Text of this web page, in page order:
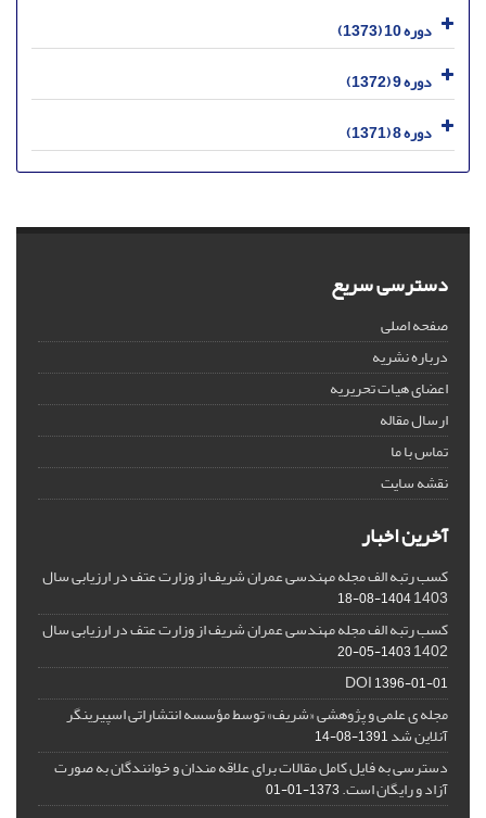
دوره 10 (1373)
دوره 9 (1372)
دوره 8 (1371)
دسترسی سریع
صفحه اصلی
درباره نشریه
اعضای هیات تحریریه
ارسال مقاله
تماس با ما
نقشه سایت
آخرین اخبار
کسب رتبه الف مجله مهندسی عمران شریف از وزارت عتف در ارزیابی سال
1403
1404-08-18
کسب رتبه الف مجله مهندسی عمران شریف از وزارت عتف در ارزیابی سال
1402
1403-05-20
DOI1396-01-01
مجله ی علمی و پژوهشی «شریف» توسط مؤسسه انتشاراتی اسپیرینگر
آنلاین شد1391-08-14
دسترسی به فایل کامل مقالات برای علاقه مندان و خوانندگان به صورت
آزاد و رایگان است.1373-01-01